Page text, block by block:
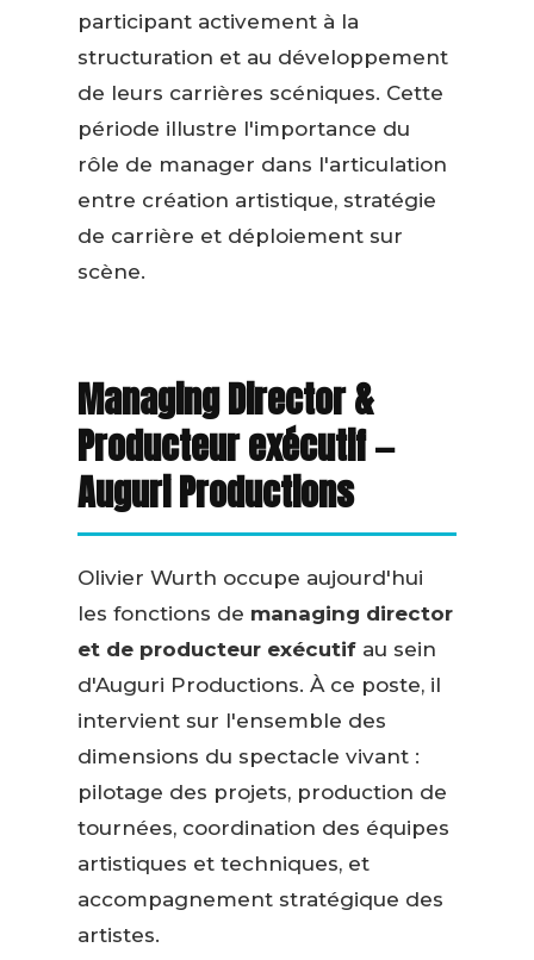
participant activement à la
structuration et au développement
de leurs carrières scéniques. Cette
période illustre l'importance du
rôle de manager dans l'articulation
entre création artistique, stratégie
de carrière et déploiement sur
scène.
Managing Director &
Producteur exécutif —
Auguri Productions
Olivier Wurth occupe aujourd'hui
les fonctions de managing director
et de producteur exécutifau sein
d'Auguri Productions. À ce poste, il
intervient sur l'ensemble des
dimensions du spectacle vivant :
pilotage des projets, production de
tournées, coordination des équipes
artistiques et techniques, et
accompagnement stratégique des
artistes.